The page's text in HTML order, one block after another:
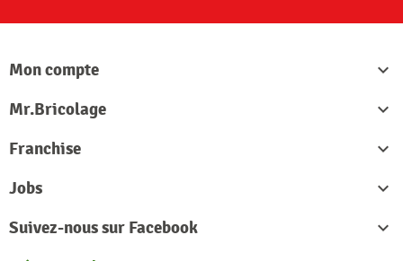
Mon compte

Mr.Bricolage

Franchise

Jobs

Suivez-nous sur Facebook
